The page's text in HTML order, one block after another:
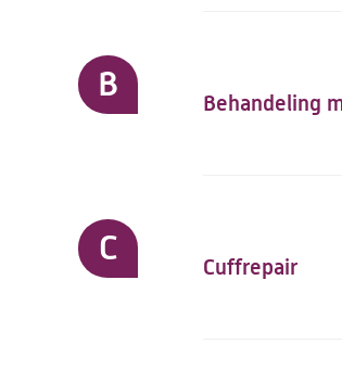
B Behandeling
C Cuffrepair